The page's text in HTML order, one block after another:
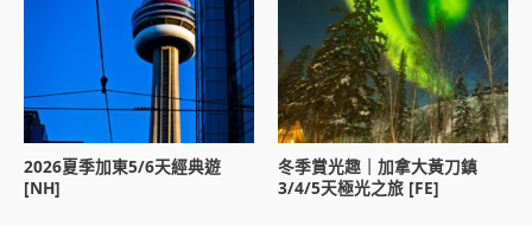
2026夏季加東5/6天經典遊
[NH]
冬季賞光趣｜加拿大黃刀鎮
3/4/5天極光之旅 [FE]